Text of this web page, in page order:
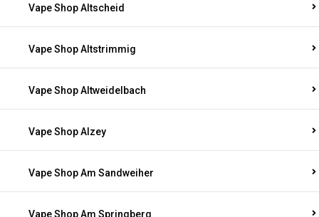
Vape Shop Altscheid
Vape Shop Altstrimmig
Vape Shop Altweidelbach
Vape Shop Alzey
Vape Shop Am Sandweiher
Vape Shop Am Springberg